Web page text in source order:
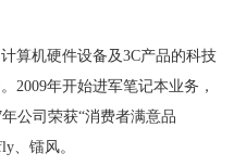
算机硬件设备及3C产品的科技
2009年开始进军笔记本业务，
公司荣获“消费者满意品
、镭风。